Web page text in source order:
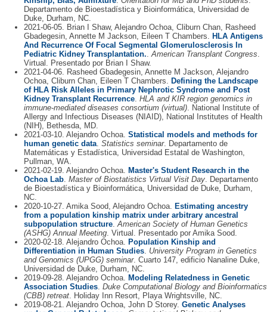
Departamento de Bioestadística y Bioinformática, Universidad de
Duke, Durham, NC.
2021-06-05. Brian I Shaw, Alejandro Ochoa, Cliburn Chan, Rasheed
Gbadegesin, Annette M Jackson, Eileen T Chambers. HLA Antigens
And Recurrence Of Focal Segmental Glomerulosclerosis In
Pediatric Kidney Transplantation..American Transplant Congress.
Virtual. Presentado por Brian I Shaw.
2021-04-06. Rasheed Gbadegesin, Annette M Jackson, Alejandro
Ochoa, Cliburn Chan, Eileen T Chambers. Defining the Landscape
of HLA Risk Alleles in Primary Nephrotic Syndrome and Post
Kidney Transplant Recurrence. HLA and KIR region genomics in
immune-mediated diseases consortium (virtual). National Institute of
Allergy and Infectious Diseases (NIAID), National Institutes of Health
(NIH), Bethesda, MD.
2021-03-10. Alejandro Ochoa. Statistical models and methods for
human genetic data. Statistics seminar. Departamento de
Matemáticas y Estadística, Universidad Estatal de Washington,
Pullman, WA.
2021-02-19. Alejandro Ochoa. Master's Student Research in the
Ochoa Lab. Master of Biostatistics Virtual Visit Day. Departamento
de Bioestadística y Bioinformática, Universidad de Duke, Durham,
NC.
2020-10-27. Amika Sood, Alejandro Ochoa. Estimating ancestry
from a population kinship matrix under arbitrary ancestral
subpopulation structure.American Society of Human Genetics
(ASHG) Annual Meeting. Virtual. Presentado por Amika Sood.
2020-02-18. Alejandro Ochoa. Population Kinship and
Differentiation in Human Studies. University Program in Genetics
and Genomics (UPGG) seminar. Cuarto 147, edificio Nanaline Duke,
Universidad de Duke, Durham, NC.
2019-09-28. Alejandro Ochoa. Modeling Relatedness in Genetic
Association Studies. Duke Computational Biology and Bioinformatics
(CBB) retreat. Holiday Inn Resort, Playa Wrightsville, NC.
2019-08-21. Alejandro Ochoa, John D Storey. Genetic Analyses